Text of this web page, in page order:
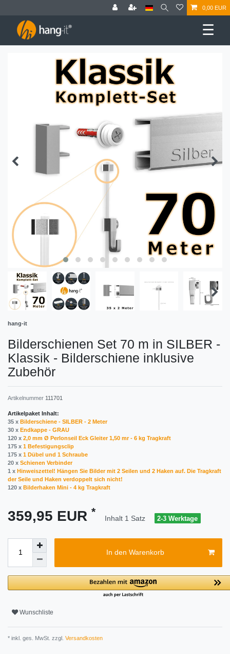
0,00 EUR
☰
hang-it
Bilderschienen Set 70 m in SILBER -
Klassik - Bilderschiene inklusive
Zubehör
Artikelnummer 111701
Artikelpaket Inhalt:
35 x Bilderschiene - SILBER - 2 Meter
30 x Endkappe - GRAU
120 x 2,0 mm Ø Perlonseil Eck Gleiter 1,50 mr - 6 kg Tragkraft
175 x 1 Befestigungsclip
175 x 1 Dübel und 1 Schraube
20 x Schienen Verbinder
1 x Hinweiszettel! Hängen Sie Bilder mit 2 Seilen und 2 Haken auf. Die Tragkraft
der Seile und Haken verdoppelt sich nicht!
120 x Bilderhaken Mini - 4 kg Tragkraft
359,95 EUR *
Inhalt 1 Satz 2-3 Werktage
In den Warenkorb
Wunschliste
* inkl. ges. MwSt. zzgl. Versandkosten